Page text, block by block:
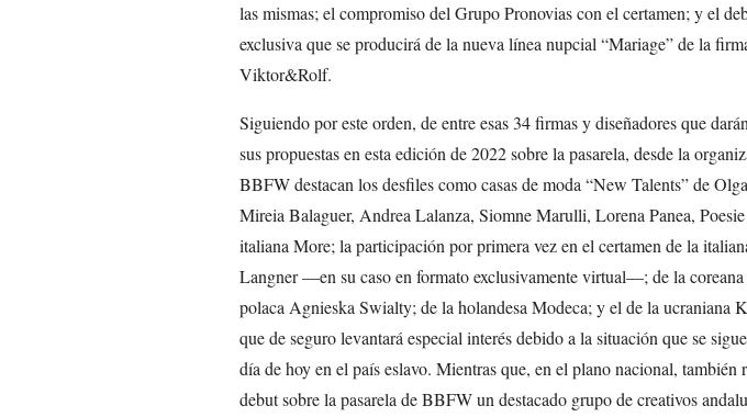
las mismas; el compromiso del Grupo Pronovias con el certamen; y el
exclusiva que se producirá de la nueva línea nupcial “Mariage” de la
Viktor&Rolf.
Siguiendo por este orden, de entre esas 34 firmas y diseñadores que
sus propuestas en esta edición de 2022 sobre la pasarela, desde la
BBFW destacan los desfiles como casas de moda “New Talents” de
Mireia Balaguer, Andrea Lalanza, Siomne Marulli, Lorena Panea,
italiana More; la participación por primera vez en el certamen de la
Langner —en su caso en formato exclusivamente virtual—; de la coreana
polaca Agnieska Swialty; de la holandesa Modeca; y el de la ucraniana
que de seguro levantará especial interés debido a la situación que se
día de hoy en el país eslavo. Mientras que, en el plano nacional, también
debut sobre la pasarela de BBFW un destacado grupo de creativos